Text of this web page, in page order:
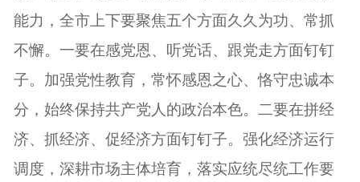
能力，全市上下要聚焦五个方面久久为功、常抓
不懈。一要在感党恩、听党话、跟党走方面钉钉
子。加强党性教育，常怀感恩之心、恪守忠诚本
分，始终保持共产党人的政治本色。二要在拼经
济、抓经济、促经济方面钉钉子。强化经济运行
调度，深耕市场主体培育，落实应统尽统工作要